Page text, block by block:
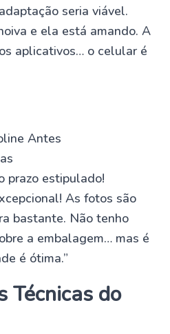
seria viável.
e ela está amando. A
aplicativos… o celular é
Antes
prazo estipulado!
As fotos são
bastante. Não tenho
a embalagem… mas é
é ótima.”
Técnicas do